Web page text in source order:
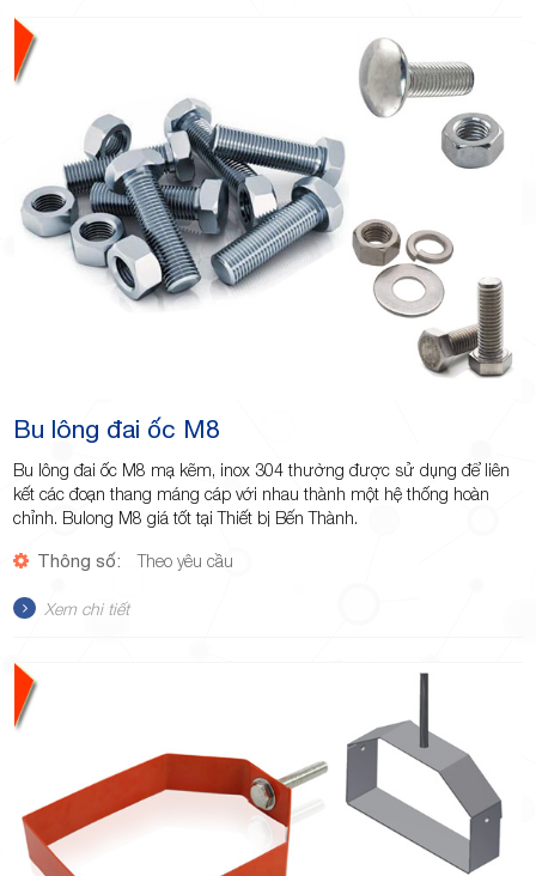
Bu lông đai ốc M8
Bu lông đai ốc M8 mạ kẽm, inox 304 thường được sử dụng để liên
kết các đoạn thang máng cáp với nhau thành một hệ thống hoàn
chỉnh. Bulong M8 giá tốt tại Thiết bị Bến Thành.
Thông số: Theo yêu cầu
Xem chi tiết